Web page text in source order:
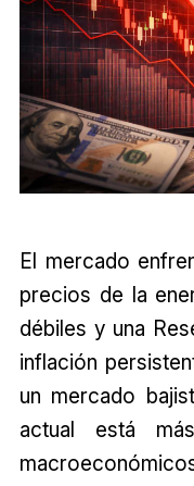
El mercado
precios de la
débiles y una
inflación
un mercado
actual está